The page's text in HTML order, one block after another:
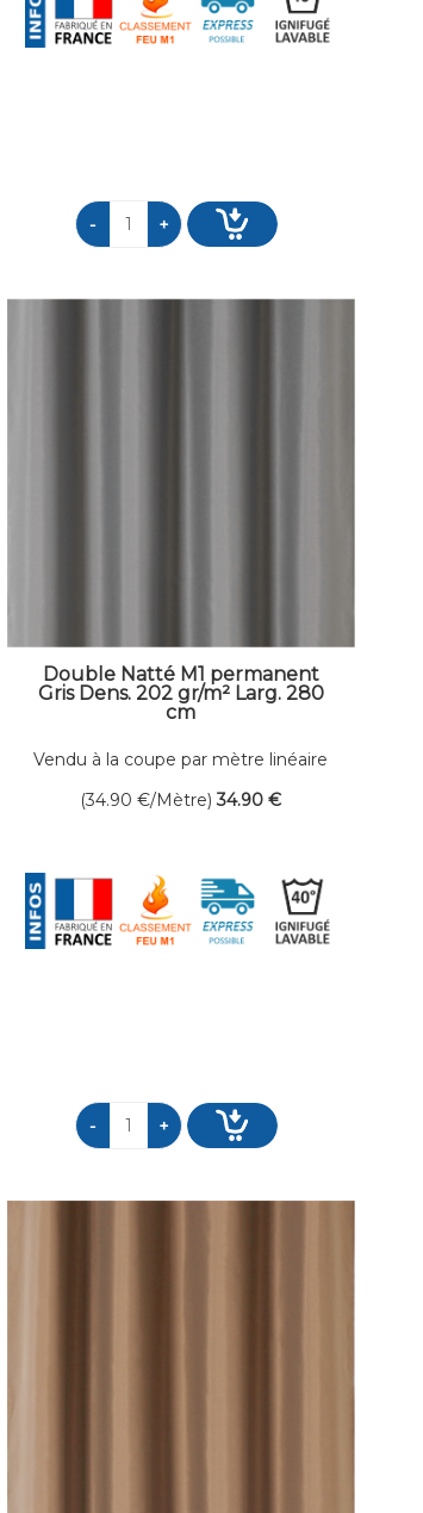
Double Natté M1 permanent
Gris Dens. 202 gr/m² Larg. 280
cm
Vendu à la coupe par mètre linéaire
(34.90€/Mètre) 34.90 €